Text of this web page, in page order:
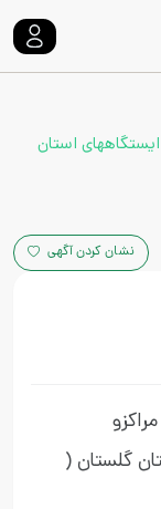
استان
نشان کردن آگهی
گلستان (